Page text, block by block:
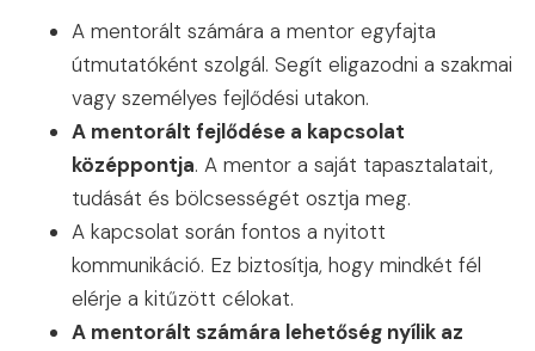
A mentorált számára a mentor egyfajta
útmutatóként szolgál. Segít eligazodni a szakmai
vagy személyes fejlődési utakon.
A mentorált fejlődése a kapcsolat
középpontja. A mentor a saját tapasztalatait,
tudását és bölcsességét osztja meg.
A kapcsolat során fontos a nyitott
kommunikáció. Ez biztosítja, hogy mindkét fél
elérje a kitűzött célokat.
A mentorált számára lehetőség nyílik az